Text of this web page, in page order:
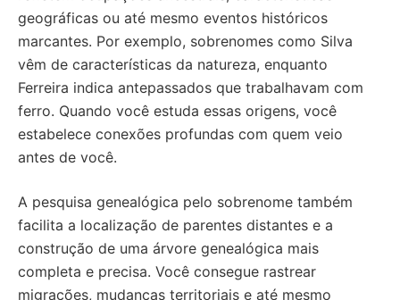
geográficas ou até mesmo eventos históricos
marcantes. Por exemplo, sobrenomes como Silva
vêm de características da natureza, enquanto
Ferreira indica antepassados que trabalhavam com
ferro. Quando você estuda essas origens, você
estabelece conexões profundas com quem veio
antes de você.
A pesquisa genealógica pelo sobrenome também
facilita a localização de parentes distantes e a
construção de uma árvore genealógica mais
completa e precisa. Você consegue rastrear
migrações, mudanças territoriais e até mesmo